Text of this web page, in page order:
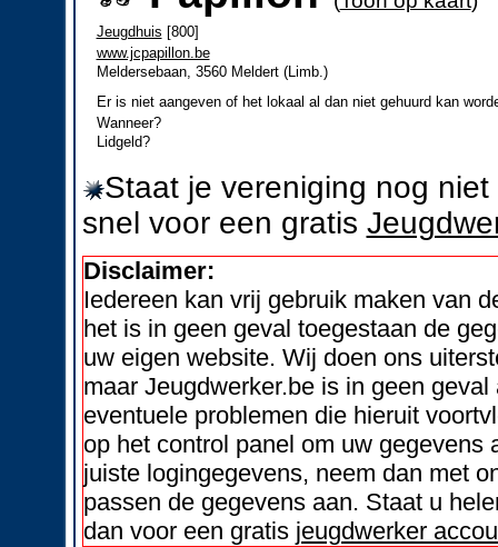
Jeugdhuis [800]
www.jcpapillon.be
Meldersebaan, 3560 Meldert (Limb.)
Er is niet aangeven of het lokaal al dan niet gehuurd kan
Wanneer?
Lidgeld?
Staat je vereniging nog
snel voor een gratis
Disclaimer:
Iedereen kan vrij gebruik maken van
het is in geen geval toegestaan de
uw eigen website. Wij doen ons
maar Jeugdwerker.be is in geen
eventuele problemen die hieruit
op het control panel om uw
juiste logingegevens, neem dan met
passen de gegevens aan. Staat u
dan voor een gratis jeugdwerker